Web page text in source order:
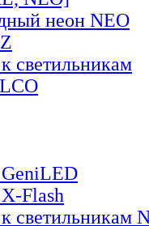
неон NEO
светильникам
Flash
светильникам